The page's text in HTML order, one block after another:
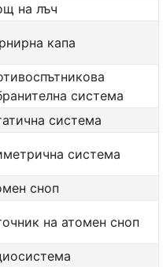
на лъч
капа
система
система
система
сноп
на атомен сноп